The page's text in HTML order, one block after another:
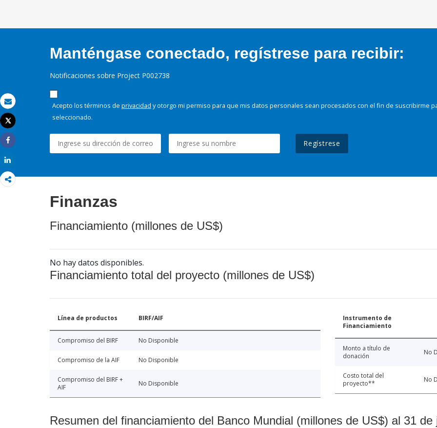
Correo electrónico
Imprimir
Tweet
Share
Manténgase conectado, regístrese para recibir:
Notificaciones sobre Project P002738
Acepto los términos de privacidad y otorgo mi permiso para que mis datos personales sean procesados con el fin de suscribirme
seleccionado.
Regístrese
Finanzas
Financiamiento (millones de US$)
No hay datos disponibles.
Financiamiento total del proyecto (millones de US$)
Línea de productos BIRF/AIF
Compromiso del BIRF No Disponible
Compromiso de la AIF No Disponible
Compromiso del BIRF +
AIF
No Disponible
Instrumento de
Financiamiento
Monto a título de
donación
No
Costo total del
proyecto**
No
Resumen del financiamiento del Banco Mundial (millones de US$) al 31 de